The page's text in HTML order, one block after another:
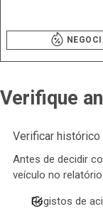
Verifique
Verificar histórico
Antes de decidir
veículo no
Registos de